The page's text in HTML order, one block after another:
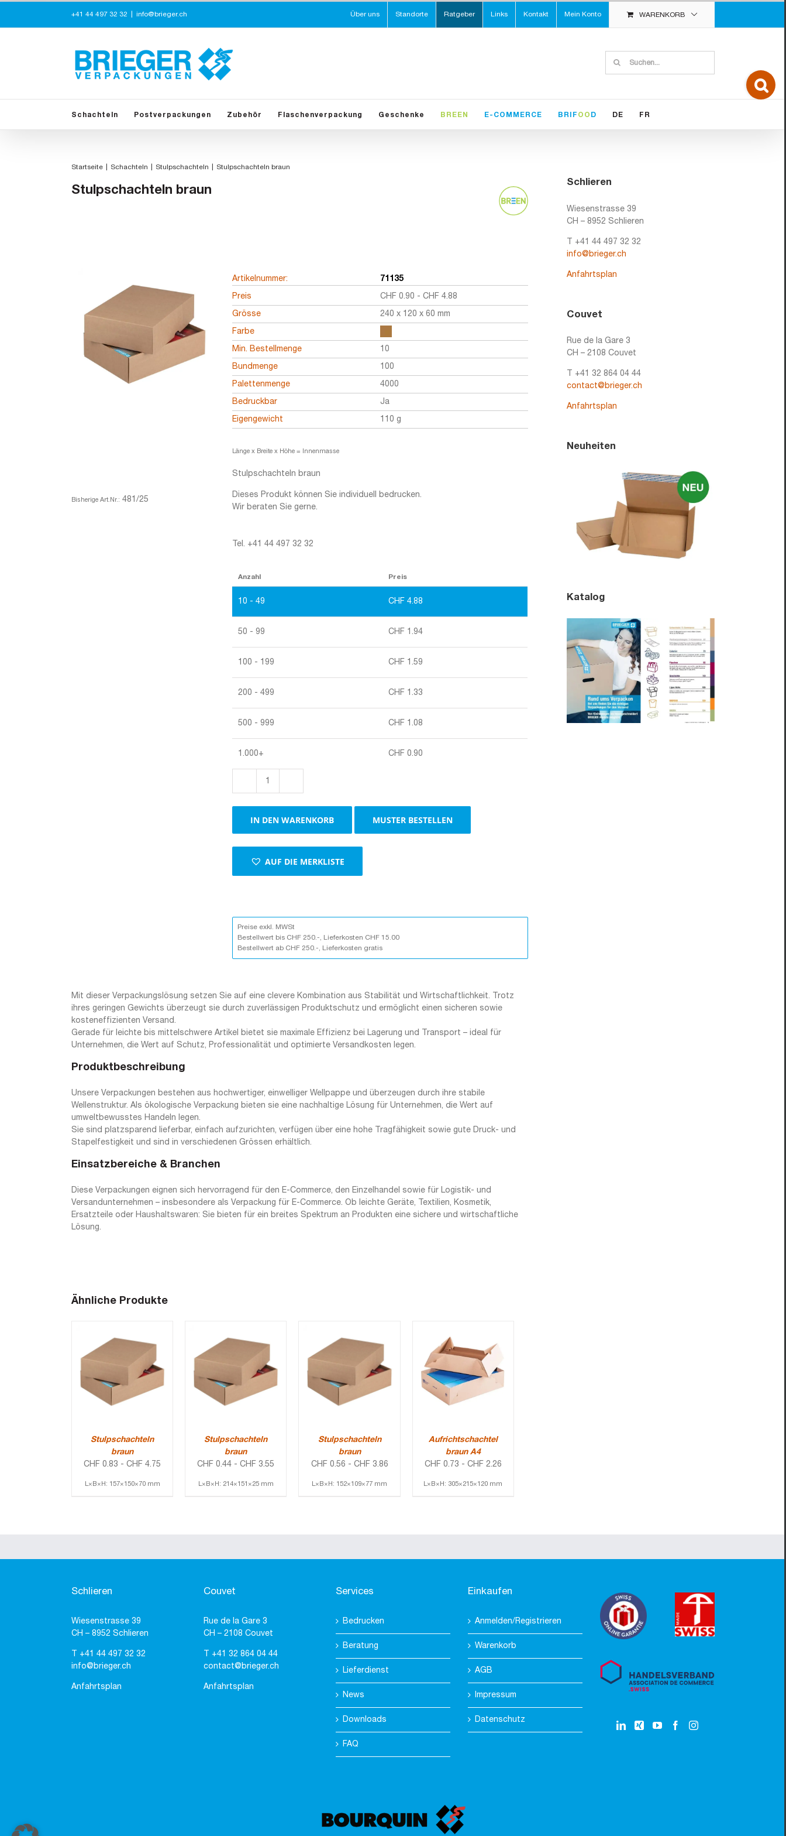
springen
+41 44 497 32 32 info@brieger.ch Über uns Standorte Ratgeber Links Kontakt Mein Konto WARENKORB
nach:
Schachteln Postverpackungen Zubehör Flaschenverpackung Geschenke BREEN E-COMMERCE BRIF OO D DE FR
Startseite Schachteln Stulpschachteln Stulpschachteln braun
Stulpschachteln braun
Bisherige Art.Nr.: 481/25
Artikelnummer: 71135
Preis CHF 0.90 -CHF 4.88
Grösse 240 x 120 x 60 mm
Farbe
Min. Bestellmenge 10
Bundmenge 100
Palettenmenge 4000
Bedruckbar Ja
Eigengewicht 110 g
Länge x Breite x Höhe = Innenmasse
Stulpschachteln braun
Dieses Produkt können Sie individuell bedrucken.
Wir beraten Sie gerne.
Tel. +41 44 497 32 32
Anzahl Preis
10 - 49 CHF 4.88
50 - 99 CHF 1.94
100 - 199 CHF 1.59
200 - 499 CHF 1.33
500 - 999 CHF 1.08
1.000+ CHF 0.90
IN DEN WARENKORB MUSTER BESTELLEN
AUF DIE MERKLISTE
Preise exkl. MWSt
Bestellwert bis CHF 250.-, Lieferkosten CHF 15.00
Bestellwert ab CHF 250.-, Lieferkosten gratis
Mit dieser Verpackungslösung setzen Sie auf eine clevere Kombination aus Stabilität und Wirtschaftlichkeit. Trotz
ihres geringen Gewichts überzeugt sie durch zuverlässigen Produktschutz und ermöglicht einen sicheren sowie
kosteneffizienten Versand.
Gerade für leichte bis mittelschwere Artikel bietet sie maximale Effizienz bei Lagerung und Transport – ideal für
Unternehmen, die Wert auf Schutz, Professionalität und optimierte Versandkosten legen.
Produktbeschreibung
Unsere Verpackungen bestehen aus hochwertiger, einwelliger Wellpappe und überzeugen durch ihre stabile
Wellenstruktur. Als ökologische Verpackung bieten sie eine nachhaltige Lösung für Unternehmen, die Wert auf
umweltbewusstes Handeln legen.
Sie sind platzsparend lieferbar, einfach aufzurichten, verfügen über eine hohe Tragfähigkeit sowie gute Druck- und
Stapelfestigkeit und sind in verschiedenen Grössen erhältlich.
Einsatzbereiche & Branchen
Diese Verpackungen eignen sich hervorragend für den E-Commerce, den Einzelhandel sowie für Logistik- und
Versandunternehmen – insbesondere als Verpackung für E-Commerce. Ob leichte Geräte, Textilien, Kosmetik,
Ersatzteile oder Haushaltswaren: Sie bieten für ein breites Spektrum an Produkten eine sichere und wirtschaftliche
Lösung.
Ähnliche Produkte
Stulpschachteln
braun
CHF 0.83 -CHF 4.75
L×B×H: 157×150×70 mm
Stulpschachteln
braun
CHF 0.44 -CHF 3.55
L×B×H: 214×151×25 mm
Stulpschachteln
braun
CHF 0.56 - CHF 3.86
L×B×H: 152×109×77 mm
Aufrichtschachtel
braun A4
CHF 0.73 - CHF 2.26
L×B×H: 305×215×120 mm
Schlieren
Wiesenstrasse 39
CH – 8952 Schlieren
T +41 44 497 32 32
info@brieger.ch
Anfahrtsplan
Couvet
Rue de la Gare 3
CH – 2108 Couvet
T +41 32 864 04 44
contact@brieger.ch
Anfahrtsplan
Neuheiten
Katalog
Schlieren
Wiesenstrasse 39
CH – 8952 Schlieren
+41 44 497 32 32
info@brieger.ch
Anfahrtsplan
Couvet
Rue de la Gare 3
CH – 2108 Couvet
+41 32 864 04 44
contact@brieger.ch
Anfahrtsplan
Services
Bedrucken
Beratung
Lieferdienst
News
Downloads
FAQ
Einkaufen
Anmelden/Registrieren
Warenkorb
AGB
Impressum
Datenschutz
Toggle
Sliding
Bar